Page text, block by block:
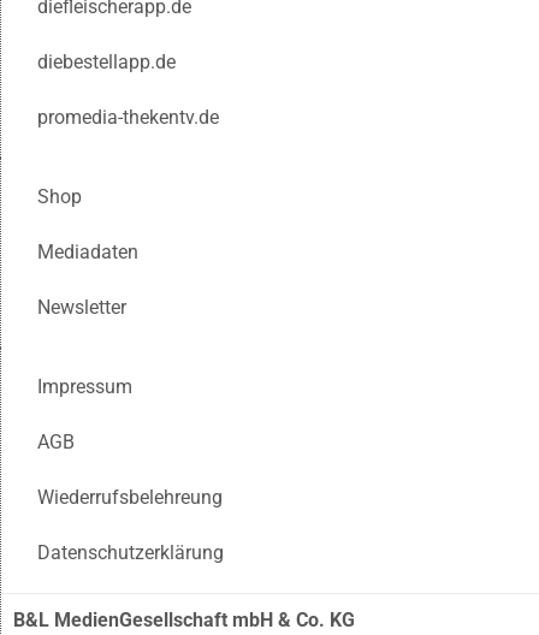
diefleischerapp.de
diebestellapp.de
promedia-thekentv.de
Shop
Mediadaten
Newsletter
Impressum
AGB
Wiederrufsbelehreung
Datenschutzerklärung
B&L MedienGesellschaft mbH & Co. KG